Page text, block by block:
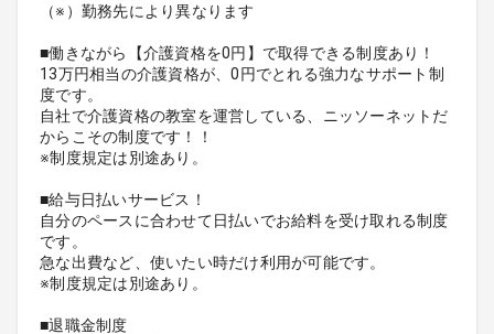
（※）勤務先により異なります
■働きながら【介護資格を0円】で取得できる制度あり！
13万円相当の介護資格が、0円でとれる強力なサポート制
度です。
自社で介護資格の教室を運営している、ニッソーネットだ
からこその制度です！！
※制度規定は別途あり。
■給与日払いサービス！
自分のペースに合わせて日払いでお給料を受け取れる制度
です。
急な出費など、使いたい時だけ利用が可能です。
※制度規定は別途あり。
■退職金制度